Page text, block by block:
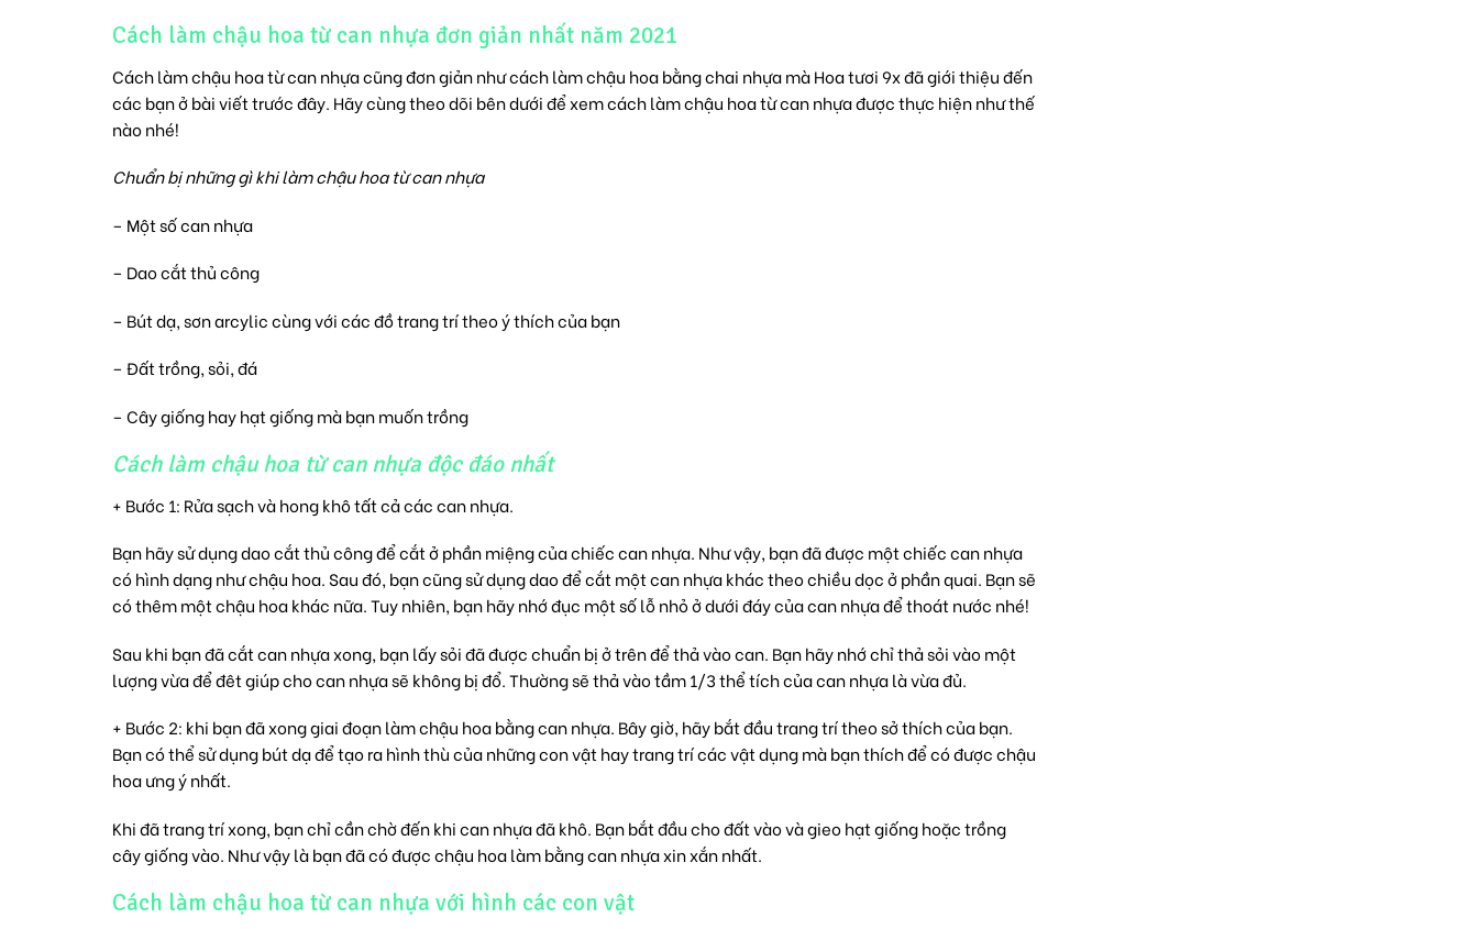
Cách làm chậu hoa từ can nhựa đơn giản nhất năm 2021
Cách làm chậu hoa từ can nhựa cũng đơn giản như cách làm chậu hoa bằng chai nhựa mà Hoa tươi 9x đã giới thiệu đến
các bạn ở bài viết trước đây. Hãy cùng theo dõi bên dưới để xem cách làm chậu hoa từ can nhựa được thực hiện như thế
nào nhé!
Chuẩn bị những gì khi làm chậu hoa từ can nhựa
– Một số can nhựa
– Dao cắt thủ công
– Bút dạ, sơn arcylic cùng với các đồ trang trí theo ý thích của bạn
– Đất trồng, sỏi, đá
– Cây giống hay hạt giống mà bạn muốn trồng
Cách làm chậu hoa từ can nhựa độc đáo nhất
+ Bước 1: Rửa sạch và hong khô tất cả các can nhựa.
Bạn hãy sử dụng dao cắt thủ công để cắt ở phần miệng của chiếc can nhựa. Như vậy, bạn đã được một chiếc can nhựa
có hình dạng như chậu hoa. Sau đó, bạn cũng sử dụng dao để cắt một can nhựa khác theo chiều dọc ở phần quai. Bạn sẽ
có thêm một chậu hoa khác nữa. Tuy nhiên, bạn hãy nhớ đục một số lỗ nhỏ ở dưới đáy của can nhựa để thoát nước nhé!
Sau khi bạn đã cắt can nhựa xong, bạn lấy sỏi đã được chuẩn bị ở trên để thả vào can. Bạn hãy nhớ chỉ thả sỏi vào một
lượng vừa để đêt giúp cho can nhựa sẽ không bị đổ. Thường sẽ thả vào tầm 1/3 thể tích của can nhựa là vừa đủ.
+ Bước 2: khi bạn đã xong giai đoạn làm chậu hoa bằng can nhựa. Bây giờ, hãy bắt đầu trang trí theo sở thích của bạn.
Bạn có thể sử dụng bút dạ để tạo ra hình thù của những con vật hay trang trí các vật dụng mà bạn thích để có được chậu
hoa ưng ý nhất.
Khi đã trang trí xong, bạn chỉ cần chờ đến khi can nhựa đã khô. Bạn bắt đầu cho đất vào và gieo hạt giống hoặc trồng
cây giống vào. Như vậy là bạn đã có được chậu hoa làm bằng can nhựa xin xắn nhất.
Cách làm chậu hoa từ can nhựa với hình các con vật